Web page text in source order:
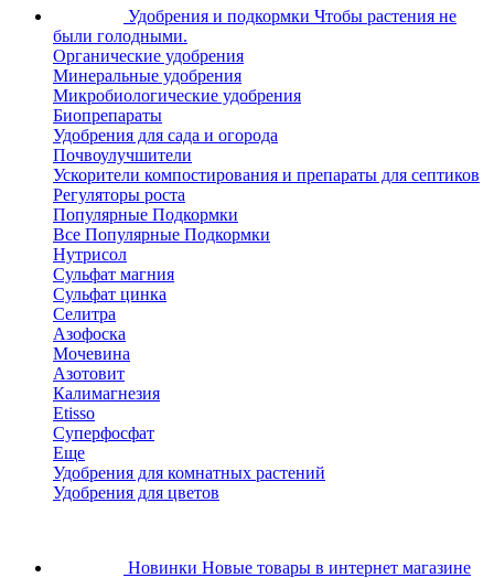
Удобрения и подкормки Чтобы растения не
были голодными.
Органические удобрения
Минеральные удобрения
Микробиологические удобрения
Биопрепараты
Удобрения для сада и огорода
Почвоулучшители
Ускорители компостирования и препараты для септиков
Регуляторы роста
Популярные Подкормки
Все Популярные Подкормки
Нутрисол
Сульфат магния
Сульфат цинка
Селитра
Азофоска
Мочевина
Азотовит
Калимагнезия
Etisso
Суперфосфат
Еще
Удобрения для комнатных растений
Удобрения для цветов
Новинки Новые товары в интернет магазине